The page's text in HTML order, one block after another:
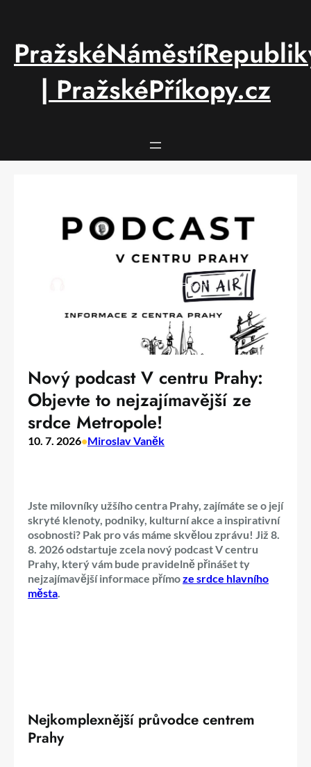
| PražskéPříkopy.cz
Nový podcast V centru Prahy:
Objevte to nejzajímavější ze
srdce Metropole!
10. 7. 2026•Miroslav Vaněk
Jste milovníky užšího centra Prahy, zajímáte se o její
skryté klenoty, podniky, kulturní akce a inspirativní
osobnosti? Pak pro vás máme skvělou zprávu! Již 8.
8. 2026 odstartuje zcela nový podcast V centru
Prahy, který vám bude pravidelně přinášet ty
nejzajímavější informace přímoze srdce hlavního
města
Nejkomplexnější průvodce centrem
Prahy